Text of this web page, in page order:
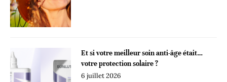
Et si votre meilleur soin anti-âge était…
votre protection solaire ?
6 juillet 2026